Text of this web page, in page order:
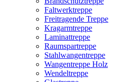
Faltwerktreppe
Freitragende Treppe
Kragarmtreppe
Laminattreppe
Raumspartreppe
Stahlwangentreppe
Wangentreppe Holz
Wendeltreppe